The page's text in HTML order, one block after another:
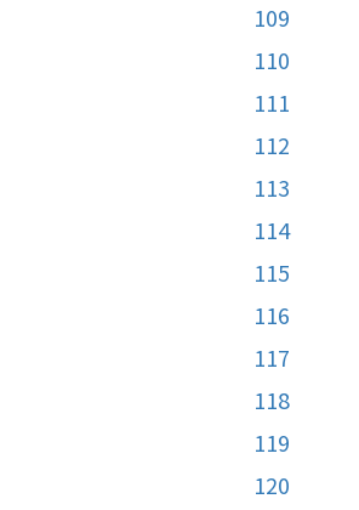
109
110
111
112
113
114
115
116
117
118
119
120